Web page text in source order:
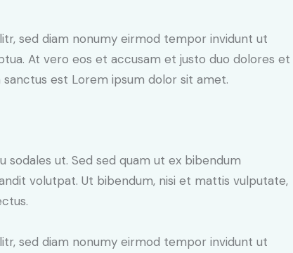
sed diam nonumy eirmod tempor invidunt ut
At vero eos et accusam et justo duo dolores et
est Lorem ipsum dolor sit amet.
sodales ut. Sed sed quam ut ex bibendum
volutpat. Ut bibendum, nisi et mattis vulputate,
sed diam nonumy eirmod tempor invidunt ut